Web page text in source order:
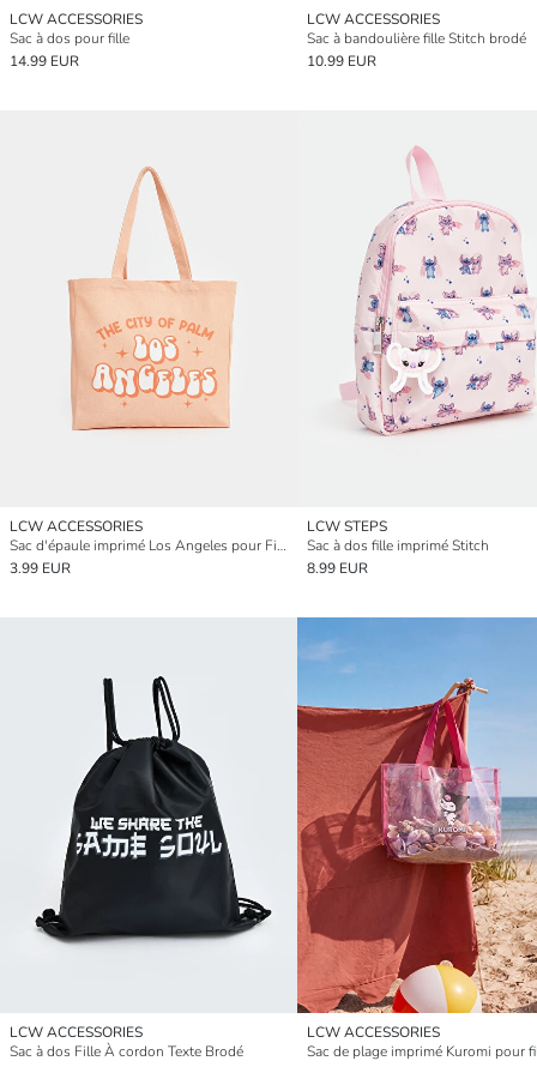
LCW ACCESSORIES
Sac à dos pour fille
14.99 EUR
LCW ACCESSORIES
Sac à bandoulière fille Stitch brodé
10.99 EUR
LCW ACCESSORIES
Sac d'épaule imprimé Los Angeles pour Filles
3.99 EUR
LCW STEPS
Sac à dos fille imprimé Stitch
8.99 EUR
LCW ACCESSORIES
Sac à dos Fille À cordon Texte Brodé
LCW ACCESSORIES
Sac de plage imprimé Kuromi pour